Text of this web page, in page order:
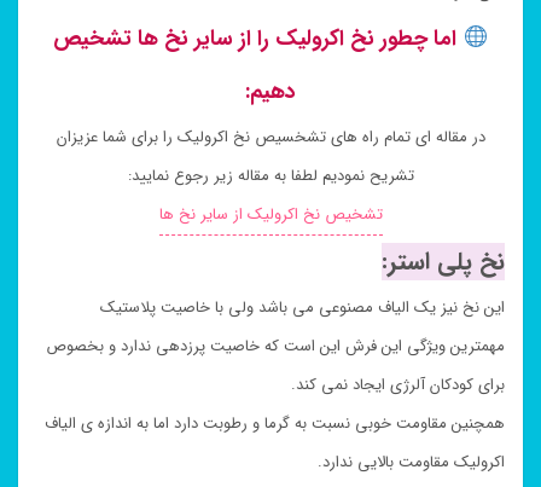
اما چطور نخ اکرولیک را از سایر نخ ها تشخیص
دهیم:
در مقاله ای تمام راه های تشخسیص نخ اکرولیک را برای شما عزیزان
تشریح نمودیم لطفا به مقاله زیر رجوع نمایید:
تشخیص نخ اکرولیک از سایر نخ ها
نخ پلی استر:
این نخ نیز یک الیاف مصنوعی می باشد ولی با خاصیت پلاستیک
مهمترین ویژگی این فرش این است که خاصیت پرزدهی ندارد و بخصوص
برای کودکان آلرژی ایجاد نمی کند.
همچنین مقاومت خوبی نسبت به گرما و رطوبت دارد اما به اندازه ی الیاف
اکرولیک مقاومت بالایی ندارد.